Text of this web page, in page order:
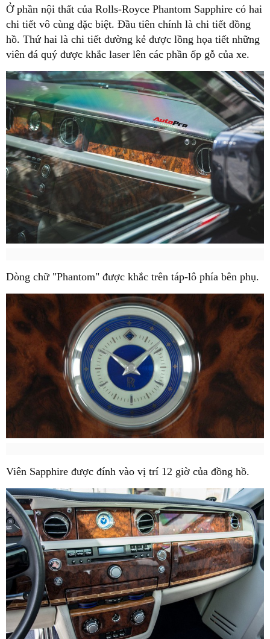
Ở phần nội thất của Rolls-Royce Phantom Sapphire có hai
chi tiết vô cùng đặc biệt. Đầu tiên chính là chi tiết đồng
hồ. Thứ hai là chi tiết đường kẻ được lồng họa tiết những
viên đá quý được khắc laser lên các phần ốp gỗ của xe.
Dòng chữ "Phantom" được khắc trên táp-lô phía bên phụ.
Viên Sapphire được đính vào vị trí 12 giờ của đồng hồ.